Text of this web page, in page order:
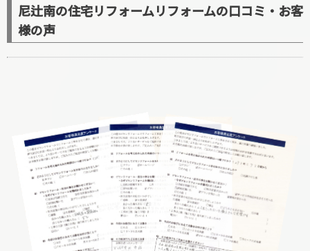
尼辻南の住宅リフォームリフォームの口コミ・お客
様の声